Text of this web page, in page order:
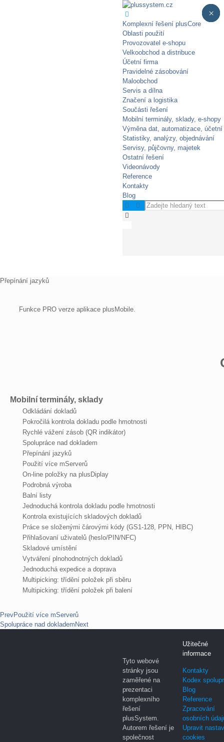
Komplexní řešení plusCore
Oblasti použití
Provozovatel e-shopu
Velkoobchod a distribuce
Účetní firma
Pravidelné zásobování​
Maloobchod
Servis a dílna
Značení a logistika
Součásti řešení
Mobilní terminály, sklady, e‑shopy
Výměna dat, automatizace, účetní
Statistiky, analýzy, objednávání
Servisy, půjčovny, majetek
Ostatní řešení
Videonávody
Reference
Kontakty
Blog
Přepínání jazyků
Funkce PRO verze aplikace plusMobile.
Mobilní terminály, sklady
Odkládání dokladů
Pokročilá kontrola dokladu podle hmotnosti
Rychlé vážení zásob (QR indikátor)
Spolupráce nad dokladem
Přepínání jazyků
Použití více mServerů
On-line položky na plusDiplay
Podrobná výroba
Balní listy
Jednoduchá kontrola dokladu podle hmotnosti
Kontrola existujících skladových dokladů
Práce se složenými čárovými kódy (GS1-128, PPN, HIBC)
Přihlašovaní uživatelů (heslo/PIN/NFC)
Skladové umístění
Vytváření plnohodnotných dokladů
Jednoduchá expedice a doprava
Multipicking: třídění položek při sběru
Multipicking: třídění položek při balení
PrevPoužití více mServerů
Spolupráce nad dokladem Next
Tyto webové
stránky jsou
zaměřené na
prezentaci
komplexního
řešení
plusSystem.
Autorem řešení je
společnost
Užitečné
informace
Kontakty
Kodex
Blog
Reference
Zpracování
osobních
Upravit
cookies
×
×
×
×
×